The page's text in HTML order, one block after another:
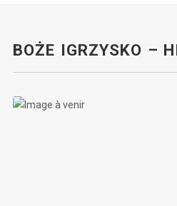
BOŻE IGRZYSKO –